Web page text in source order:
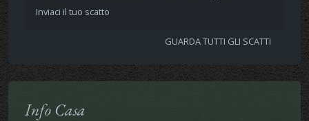
Inviaci il tuo scatto
GUARDA TUTTI GLI SCATTI
Info Casa